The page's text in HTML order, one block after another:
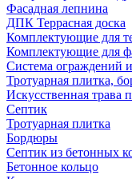
Фасадная лепнина
ДПК Террасная доска
Комплектующие для
Комплектующие для
Система ограждений
Тротуарная плитка,
Искусственная трава
Септик
Тротуарная плитка
Бордюры
Септик из бетонных
Бетонное кольцо